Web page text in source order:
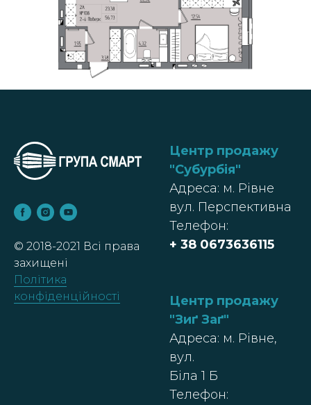
© 2018-2021 Всі права
захищені
Політика
конфіденційності
Центр продажу
"Субурбія"
Адреса: м. Рівне
вул. Перспективна
Телефон:
+ 38 0673636115
Центр продажу
"Зиґ Заґ"
Адреса: м. Рівне,
вул.
Біла 1 Б
Телефон: